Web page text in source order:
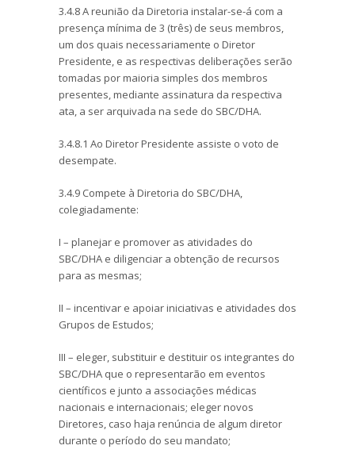
3.4.8 A reunião da Diretoria instalar-se-á com a
presença mínima de 3 (três) de seus membros,
um dos quais necessariamente o Diretor
Presidente, e as respectivas deliberações serão
tomadas por maioria simples dos membros
presentes, mediante assinatura da respectiva
ata, a ser arquivada na sede do SBC/DHA.
3.4.8.1 Ao Diretor Presidente assiste o voto de
desempate.
3.4.9 Compete à Diretoria do SBC/DHA,
colegiadamente:
I – planejar e promover as atividades do
SBC/DHA e diligenciar a obtenção de recursos
para as mesmas;
II – incentivar e apoiar iniciativas e atividades dos
Grupos de Estudos;
III – eleger, substituir e destituir os integrantes do
SBC/DHA que o representarão em eventos
científicos e junto a associações médicas
nacionais e internacionais; eleger novos
Diretores, caso haja renúncia de algum diretor
durante o período do seu mandato;